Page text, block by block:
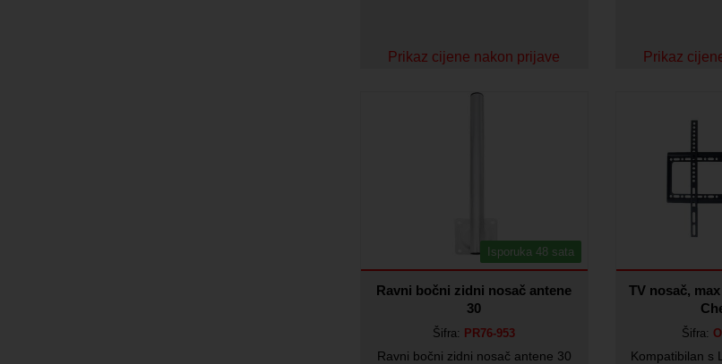
Prikaz cijene nakon prijave Prikaz
Isporuka 48 sata
Ravni bočni zidni nosač antene
30
Šifra: PR76-953
Ravni bočni zidni nosač antene 30
TV nosač,
Šifra:
Kompatibilan s